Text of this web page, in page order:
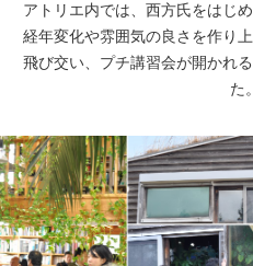
アトリエ内では、西方氏をはじ
経年変化や雰囲気の良さを作り
飛び交い、プチ講習会が開かれ
た。